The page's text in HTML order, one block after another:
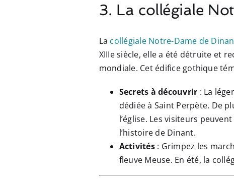
3. La collégiale
La collégiale Notre-Dame de
XIIIe siècle, elle a été détruite et
mondiale. Cet édifice gothique
Secrets à découvrir : La
dédiée à Saint Perpète. De
l’église. Les visiteurs
l’histoire de Dinant.
Activités: Grimpez les
fleuve Meuse. En été, la